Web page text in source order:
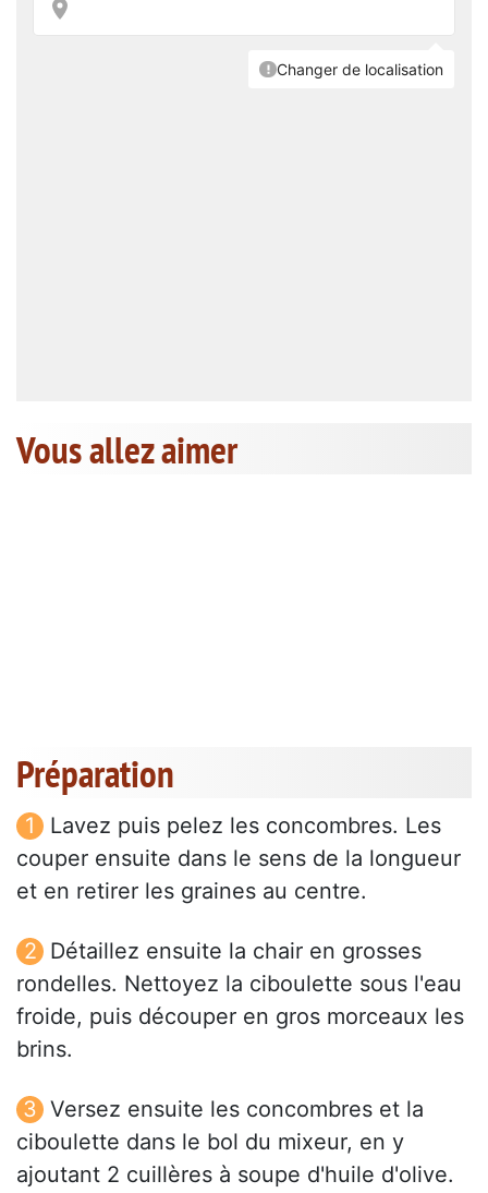
Vous allez aimer
Préparation
Lavez puis pelez les concombres. Les
couper ensuite dans le sens de la longueur
et en retirer les graines au centre.
Détaillez ensuite la chair en grosses
rondelles. Nettoyez la ciboulette sous l'eau
froide, puis découper en gros morceaux les
brins.
Versez ensuite les concombres et la
ciboulette dans le bol du mixeur, en y
ajoutant 2 cuillères à soupe d'huile d'olive.